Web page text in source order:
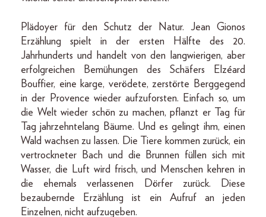
Plädoyer für den Schutz der Natur. Jean Gionos
Erzählung spielt in der ersten Hälfte des 20.
Jahrhunderts und handelt von den langwierigen, aber
erfolgreichen Bemühungen des Schäfers Elzéard
Bouffier, eine karge, verödete, zerstörte Berggegend
in der Provence wieder aufzuforsten. Einfach so, um
die Welt wieder schön zu machen, pflanzt er Tag für
Tag jahrzehntelang Bäume. Und es gelingt ihm, einen
Wald wachsen zu lassen. Die Tiere kommen zurück, ein
vertrockneter Bach und die Brunnen füllen sich mit
Wasser, die Luft wird frisch, und Menschen kehren in
die ehemals verlassenen Dörfer zurück. Diese
bezaubernde Erzählung ist ein Aufruf an jeden
Einzelnen, nicht aufzugeben.